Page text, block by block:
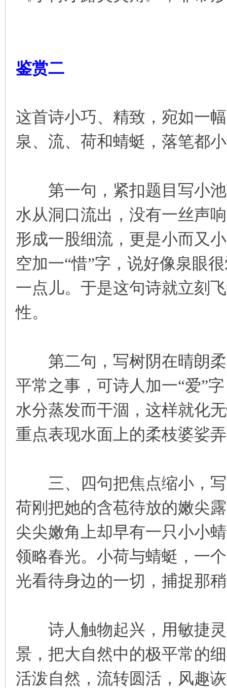
鉴赏二
这首诗小巧、精致，宛如一
泉、流、荷和蜻蜓，落笔都
第一句，紧扣题目写小池
水从洞口流出，没有一丝声
形成一股细流，更是小而又
空加一“惜”字，说好像泉眼
一点儿。于是这句诗就立刻
性。
第二句，写树阴在晴朗柔
平常之事，可诗人加一“爱”
水分蒸发而干涸，这样就化
重点表现水面上的柔枝婆娑
三、四句把焦点缩小，写
荷刚把她的含苞待放的嫩尖
尖尖嫩角上却早有一只小小
领略春光。小荷与蜻蜓，一
光看待身边的一切，捕捉那
诗人触物起兴，用敏捷灵
景，把大自然中的极平常的
活泼自然，流转圆活，风趣